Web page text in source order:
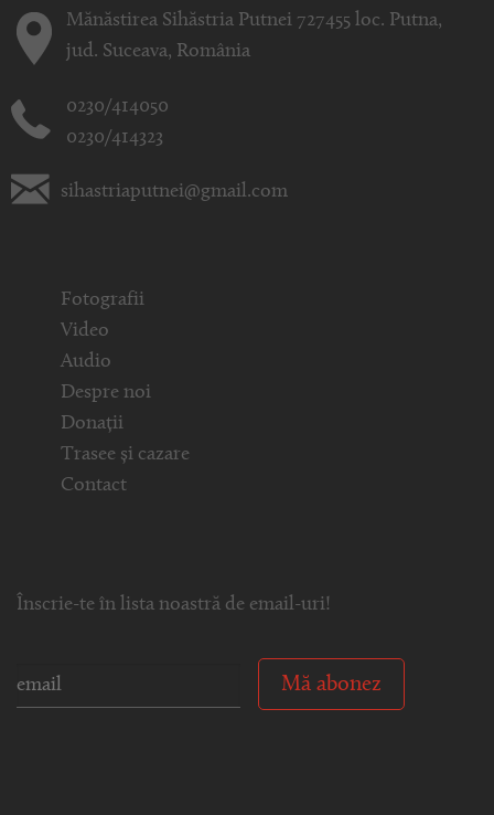
Mănăstirea Sihăstria Putnei 727455 loc. Putna,
jud. Suceava, România
0230/414050
0230/414323
sihastriaputnei@gmail.com
Fotografii
Video
Audio
Despre noi
Donații
Trasee și cazare
Contact
Înscrie-te în lista noastră de email-uri!
Mă abonez